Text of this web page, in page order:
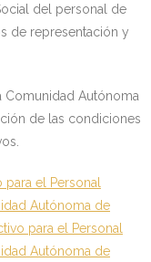
del personal de
de representación y
Comunidad Autónoma
de las condiciones
el Personal
Autónoma de
para el Personal
Autónoma de